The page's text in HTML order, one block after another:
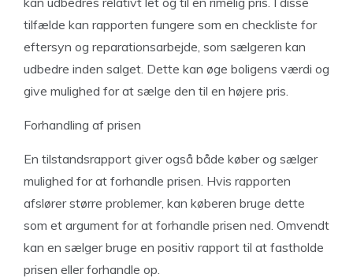
tilfælde kan rapporten fungere som en checkliste for
eftersyn og reparationsarbejde, som sælgeren kan
udbedre inden salget. Dette kan øge boligens værdi og
give mulighed for at sælge den til en højere pris.
Forhandling af prisen
En tilstandsrapport giver også både køber og sælger
mulighed for at forhandle prisen. Hvis rapporten
afslører større problemer, kan køberen bruge dette
som et argument for at forhandle prisen ned. Omvendt
kan en sælger bruge en positiv rapport til at fastholde
prisen eller forhandle op.